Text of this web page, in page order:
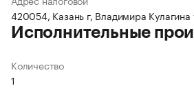
420054, Казань г, Владимира Кулагина
Исполнительные
Количество
1